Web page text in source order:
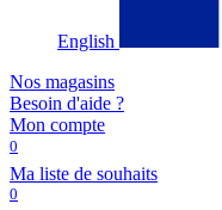
English
Nos magasins
Besoin d'aide ?
Mon compte
0
Ma liste de souhaits
0